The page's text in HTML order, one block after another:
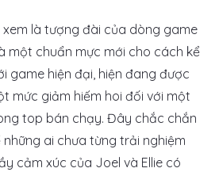
là tượng đài của dòng game
một chuẩn mực mới cho cách kể
game hiện đại, hiện đang được
mức giảm hiếm hoi đối với một
top bán chạy. Đây chắc chắn
ai chưa từng trải nghiệm
cảm xúc của Joel và Ellie có